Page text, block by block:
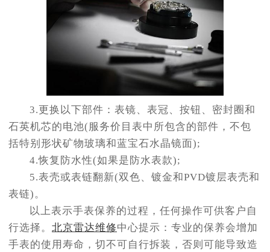
3.更换以下部件：表镜、表冠、按钮、密封圈和
石英机芯的电池(服务价目表中所包含的部件，不包
括特别形状矿物玻璃和蓝宝石水晶镜面);
4.恢复防水性(如果是防水表款);
5.表壳或表链翻新(双色、镀金和PVD镀层表壳和
表链)。
以上表示手表保养的过程，任何操作可供客户自
行选择。 北京雷达维修中心提示：专业的保养会增加
手表的使用寿命，切不可自行拆装，否则可能导致造